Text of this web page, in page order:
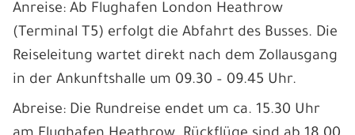
Anreise: Ab Flughafen London Heathrow
(Terminal T5) erfolgt die Abfahrt des Busses. Die
Reiseleitung wartet direkt nach dem Zollausgang
in der Ankunftshalle um 09.30 – 09.45 Uhr.
Abreise: Die Rundreise endet um ca. 15.30 Uhr